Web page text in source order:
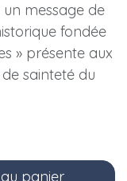
message de
fondée
» présente aux
sainteté du
panier